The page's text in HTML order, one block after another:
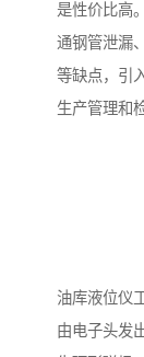
是性价比高
通钢管泄漏
等缺点，引
生产管理和
油库液位仪
由电子头发